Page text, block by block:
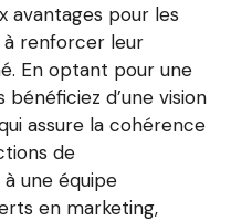
avantages pour les
renforcer leur
En optant pour une
d’une vision
assure la cohérence
de
une équipe
en marketing,